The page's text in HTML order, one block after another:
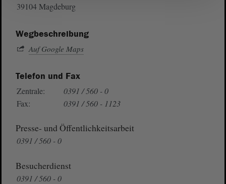
39104 Magdeburg
Wegbeschreibung
Auf Google Maps
Telefon und Fax
Zentrale:
0391 / 560 - 0
Fax:
0391 / 560 - 1123
Presse- und Öffentlichkeitsarbeit
0391 / 560 - 0
Besucherdienst
0391 / 560 - 0